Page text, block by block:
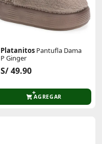
Platanitos Pantufla Dama
P Ginger
S/ 49.90
AGREGAR